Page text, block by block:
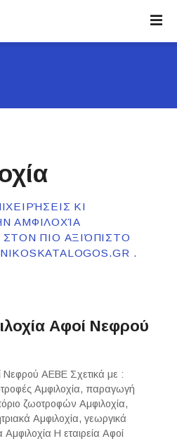
ΚΙ
ΑΜΦΙΛΟΧΊΑ
ΠΙΟ ΑΞΙΌΠΙΣΤΟ
.
Αφοί Νεφρού
Νεφρού ΑΕΒΕ Σχετικά με :
Αμφιλοχία, παραγωγή
ζωοτροφών Αμφιλοχία,
Αμφιλοχία, γεωργικά
Η εταιρεία Αφοί